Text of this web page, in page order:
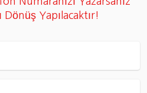
Dönüş Yapılacaktır!